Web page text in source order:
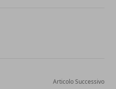
Articolo Successivo